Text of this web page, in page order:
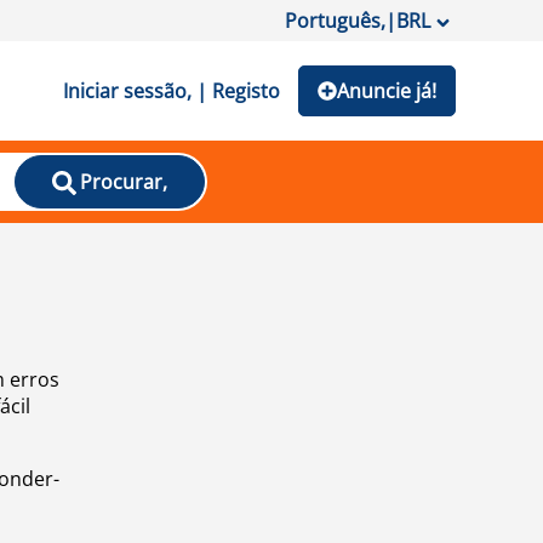
Português,|BRL
Iniciar sessão, | Registo Anuncie já!
Procurar,
erros